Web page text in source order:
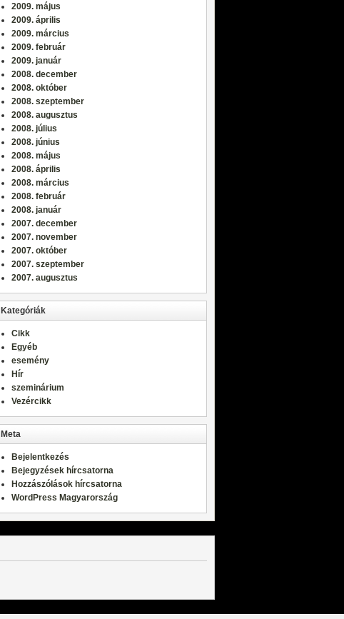
2009. május
2009. április
2009. március
2009. február
2009. január
2008. december
2008. október
2008. szeptember
2008. augusztus
2008. július
2008. június
2008. május
2008. április
2008. március
2008. február
2008. január
2007. december
2007. november
2007. október
2007. szeptember
2007. augusztus
Kategóriák
Cikk
Egyéb
esemény
Hír
szeminárium
Vezércikk
Meta
Bejelentkezés
Bejegyzések hírcsatorna
Hozzászólások hírcsatorna
WordPress Magyarország